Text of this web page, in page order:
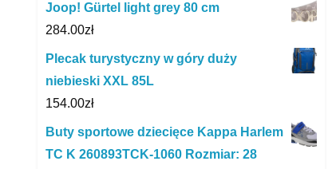
Joop! Gürtel light grey 80 cm
284.00zł
Plecak turystyczny w góry duży
niebieski XXL 85L
154.00zł
Buty sportowe dziecięce Kappa Harlem
TC K 260893TCK-1060 Rozmiar: 28